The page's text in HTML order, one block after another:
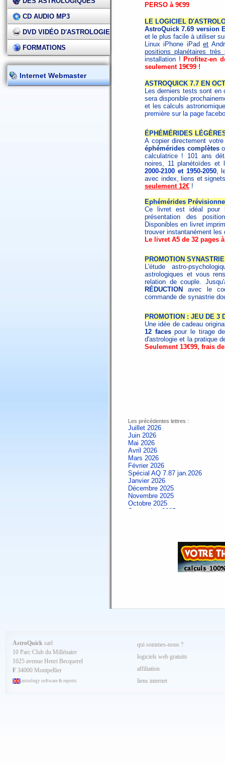
CD AUDIO MP3
DVD VIDÉO D'ASTROLOGIE
FORMATIONS
Internet Webmaster
PERSO à 9€99
LE LOGICIEL
AstroQuick 7.69 version
et le plus facile à utiliser
Linux iPhone iPadet
positions planétaires
installation ! Profitez-en
seulement 19€99 !
ASTROQUICK 7.7 EN
Les derniers tests sont en
sera disponible
et les calculs
première sur la page
ÉPHÉMÉRIDES
A copier directement
éphémérides complètes
calculatrice ! 101 ans
noires, 11 planétoïdes
2000-2100 et 1950-2050,
avec index, liens et
seulement 12€ !
Ephémérides
Ce livret est idéal pour
présentation des
Disponibles en livret
trouver instantanément
Le livret A5 de 32 pages
PROMOTION
L'étude astro-
astrologiques et vous
relation de couple.
RÉDUCTION
avec le
commande de synastrie
PROMOTION : JEU DE 3
Une idée de cadeau
12 facespour le tirage
d'astrologie et la pratique
Seulement 13€99, frais
Les précédentes lettres :
Juillet 2026
Juin 2026
Mai 2026
Avril 2026
Mars 2026
Février 2026
Spécial AQ 7.87 jan.2026
Janvier 2026
Décembre 2025
Novembre 2025
Octobre 2025
Septembre 2025
Spécial AQ 7.84 jan.2025
Septembre 2024
Avril 2024
Mars 2024
Février 2024
Janvier 2024
Décembre 2023
Novembre 2023
AstroQuick sarl
10 Parc Club du Millénaire
1025 avenue Henri Becquerel
F 34000 Montpellier
astrology software & reports
qui sommes-nous ?
logiciels web gratuits
affiliation
liens internet